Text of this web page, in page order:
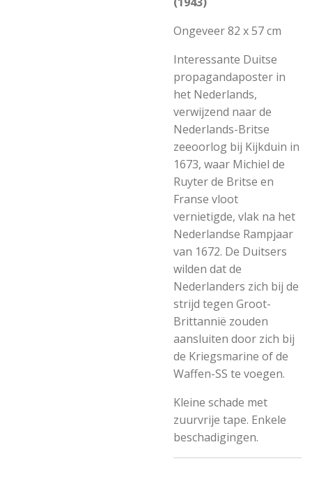
Ongeveer 82 x 57 cm
Interessante Duitse
propagandaposter in
het Nederlands,
verwijzend naar de
Nederlands-Britse
zeeoorlog bij Kijkduin in
1673, waar Michiel de
Ruyter de Britse en
Franse vloot
vernietigde, vlak na het
Nederlandse Rampjaar
van 1672. De Duitsers
wilden dat de
Nederlanders zich bij de
strijd tegen Groot-
Brittannië zouden
aansluiten door zich bij
de Kriegsmarine of de
Waffen-SS te voegen.
Kleine schade met
zuurvrije tape. Enkele
beschadigingen.